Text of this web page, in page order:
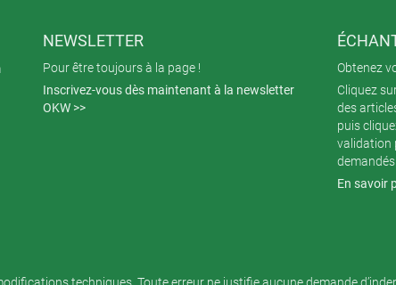
NEWSLETTER
Pour être toujours à la page !
Inscrivez-vous dès maintenant à la newsletter
OKW >>
Obtenez
Cliquez
des
puis
validation
En savoir